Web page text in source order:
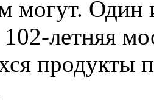
могут.
102-летняя
продукты